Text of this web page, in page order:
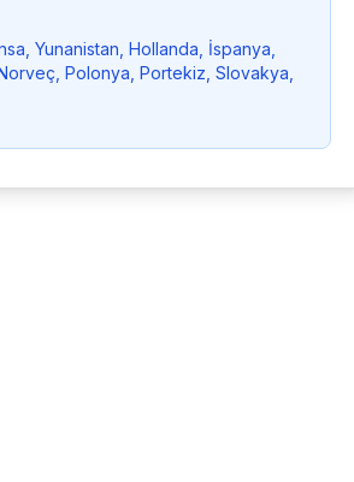
Yunanistan, Hollanda, İspanya,
Polonya, Portekiz, Slovakya,